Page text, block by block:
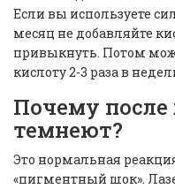
Если вы используете
месяц не добавляйте
привыкнуть. Потом
кислоту 2-3 раза в
Почему после
темнеют?
Это нормальная
«пигментный шок».